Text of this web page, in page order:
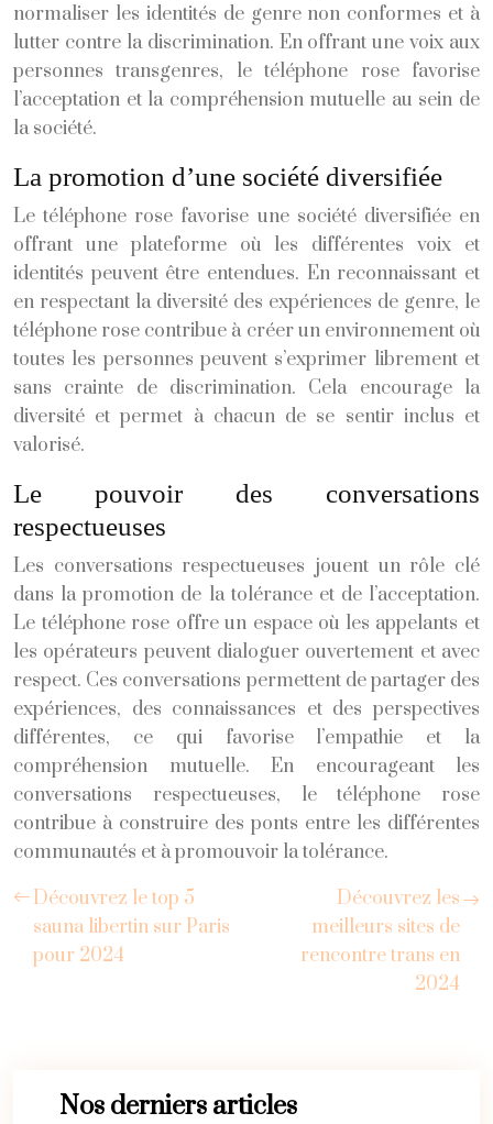
normaliser les identités de genre non conformes et à
lutter contre la discrimination. En offrant une voix aux
personnes transgenres, le téléphone rose favorise
l’acceptation et la compréhension mutuelle au sein de
la société.
La promotion d’une société diversifiée
Le téléphone rose favorise une société diversifiée en
offrant une plateforme où les différentes voix et
identités peuvent être entendues. En reconnaissant et
en respectant la diversité des expériences de genre, le
téléphone rose contribue à créer un environnement où
toutes les personnes peuvent s’exprimer librement et
sans crainte de discrimination. Cela encourage la
diversité et permet à chacun de se sentir inclus et
valorisé.
Le pouvoir des conversations
respectueuses
Les conversations respectueuses jouent un rôle clé
dans la promotion de la tolérance et de l’acceptation.
Le téléphone rose offre un espace où les appelants et
les opérateurs peuvent dialoguer ouvertement et avec
respect. Ces conversations permettent de partager des
expériences, des connaissances et des perspectives
différentes, ce qui favorise l’empathie et la
compréhension mutuelle. En encourageant les
conversations respectueuses, le téléphone rose
contribue à construire des ponts entre les différentes
communautés et à promouvoir la tolérance.
Découvrez le top 5
sauna libertin sur Paris
pour 2024
Découvrez les
meilleurs sites de
rencontre trans en
2024
Nos derniers articles